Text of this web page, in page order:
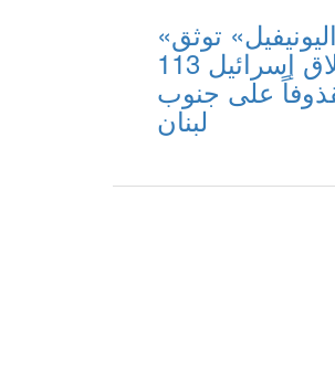
«اليونيفيل» توثق
إطلاق إسرائيل 113
على جنوب
لبنان